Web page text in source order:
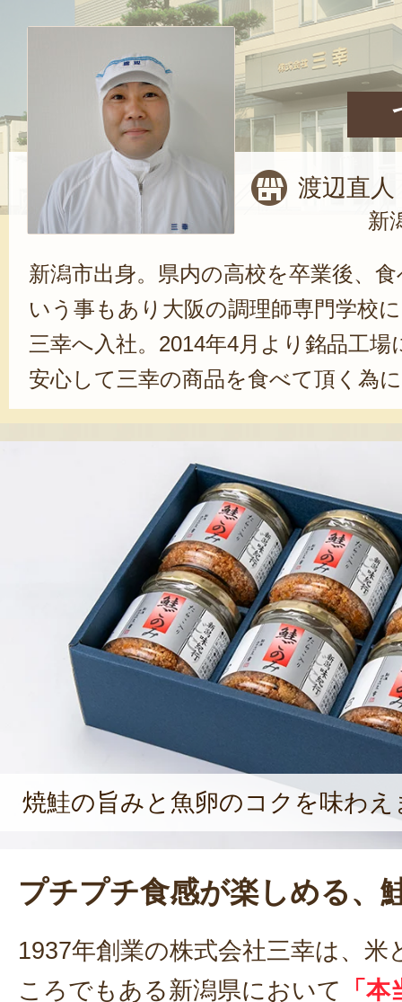
渡辺直人
新
新潟市出身。県内の高校を卒業後、
いう事もあり大阪の調理師専門学校
三幸へ入社。2014年4月より銘品工場
安心して三幸の商品を食べて頂く為
り前に」をモットーに仕事に取り組
築き上げてきた三幸の伝統を守りつ
指していきます。新潟は山の幸・野
もが美味しい所だと思います。沢山
る新潟で、『新潟と言えば三幸の○○
幸の商品を食べたお客様に美味しい
に、日々努力して参ります」と語る。
焼鮭の旨みと魚卵のコクを味わえ
プチプチ食感が楽しめる、
1937年創業の株式会社三幸は、
ころでもある新潟県において
「